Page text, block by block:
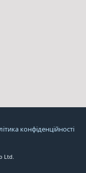
конфіденційності
Ltd.